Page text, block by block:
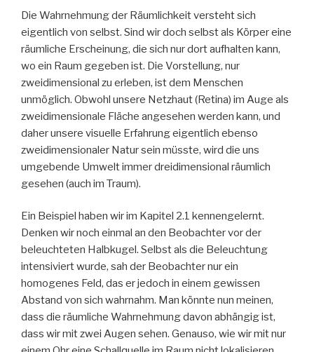
Die Wahrnehmung der Räumlichkeit versteht sich
eigentlich von selbst. Sind wir doch selbst als Körper eine
räumliche Erscheinung, die sich nur dort aufhalten kann,
wo ein Raum gegeben ist. Die Vorstellung, nur
zweidimensional zu erleben, ist dem Menschen
unmöglich. Obwohl unsere Netzhaut (Retina) im Auge als
zweidimensionale Fläche angesehen werden kann, und
daher unsere visuelle Erfahrung eigentlich ebenso
zweidimensionaler Natur sein müsste, wird die uns
umgebende Umwelt immer dreidimensional räumlich
gesehen (auch im Traum).
Ein Beispiel haben wir im Kapitel 2.1 kennengelernt.
Denken wir noch einmal an den Beobachter vor der
beleuchteten Halbkugel. Selbst als die Beleuchtung
intensiviert wurde, sah der Beobachter nur ein
homogenes Feld, das er jedoch in einem gewissen
Abstand von sich wahrnahm. Man könnte nun meinen,
dass die räumliche Wahrnehmung davon abhängig ist,
dass wir mit zwei Augen sehen. Genauso, wie wir mit nur